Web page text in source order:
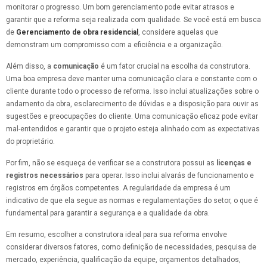
monitorar o progresso. Um bom gerenciamento pode evitar atrasos e
garantir que a reforma seja realizada com qualidade. Se você está em busca
de Gerenciamento de obra residencial , considere aquelas que
demonstram um compromisso com a eficiência e a organização.
Além disso, a comunicação é um fator crucial na escolha da construtora.
Uma boa empresa deve manter uma comunicação clara e constante com o
cliente durante todo o processo de reforma. Isso inclui atualizações sobre o
andamento da obra, esclarecimento de dúvidas e a disposição para ouvir as
sugestões e preocupações do cliente. Uma comunicação eficaz pode evitar
mal-entendidos e garantir que o projeto esteja alinhado com as expectativas
do proprietário.
Por fim, não se esqueça de verificar se a construtora possui as licenças e
registros necessários para operar. Isso inclui alvarás de funcionamento e
registros em órgãos competentes. A regularidade da empresa é um
indicativo de que ela segue as normas e regulamentações do setor, o que é
fundamental para garantir a segurança e a qualidade da obra.
Em resumo, escolher a construtora ideal para sua reforma envolve
considerar diversos fatores, como definição de necessidades, pesquisa de
mercado, experiência, qualificação da equipe, orçamentos detalhados,